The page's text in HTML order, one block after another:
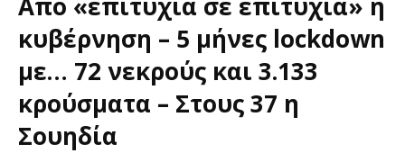
κυβέρνηση – 5 μήνες lockdown
με… 72 νεκρούς και 3.133
κρούσματα – Στους 37 η
Σουηδία